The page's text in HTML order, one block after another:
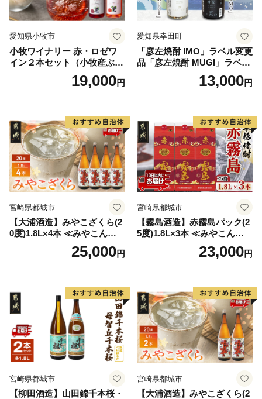
愛知県小牧市
小牧ワイナリー 赤・ロゼワ
イン２本セット（小牧産ぶど
19,000円
愛知県幸田町
「彦左焼酎 IMO」ラベル変更
品「彦左焼酎 MUGI」ラベル
変更品 飲み比べ セット 合計
2本 720ml×各1本 25度 焼酎
13,000円
宮崎県都城市
【大浦酒造】みやこざくら(2
0度)1.8L×4本 ≪みやこんじょ
特急便≫_AD-077125,000円
宮崎県都城市
【霧島酒造】赤霧島パック(2
5度)1.8L×3本 ≪みやこんじょ
特急便≫_23-07-K03P-1800-3
23,000円
宮崎県都城市
【柳田酒造】山田錦千本桜・
宮崎県都城市
【大浦酒造】みやこざくら(2